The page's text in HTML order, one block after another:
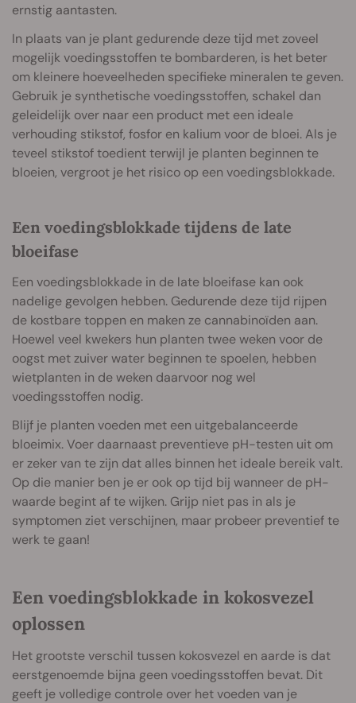
ernstig aantasten.
In plaats van je plant gedurende deze tijd met zoveel
mogelijk voedingsstoffen te bombarderen, is het beter
om kleinere hoeveelheden specifieke mineralen te geven.
Gebruik je synthetische voedingsstoffen, schakel dan
geleidelijk over naar een product met een ideale
verhouding stikstof, fosfor en kalium voor de bloei. Als je
teveel stikstof toedient terwijl je planten beginnen te
bloeien, vergroot je het risico op een voedingsblokkade.
Een voedingsblokkade tijdens de late
bloeifase
Een voedingsblokkade in de late bloeifase kan ook
nadelige gevolgen hebben. Gedurende deze tijd rijpen
de kostbare toppen en maken ze cannabinoïden aan.
Hoewel veel kwekers hun planten twee weken voor de
oogst met zuiver water beginnen te spoelen, hebben
wietplanten in de weken daarvoor nog wel
voedingsstoffen nodig.
Blijf je planten voeden met een uitgebalanceerde
bloeimix. Voer daarnaast preventieve pH-testen uit om
er zeker van te zijn dat alles binnen het ideale bereik valt.
Op die manier ben je er ook op tijd bij wanneer de pH-
waarde begint af te wijken. Grijp niet pas in als je
symptomen ziet verschijnen, maar probeer preventief te
werk te gaan!
Een voedingsblokkade in kokosvezel
oplossen
Het grootste verschil tussen kokosvezel en aarde is dat
eerstgenoemde bijna geen voedingsstoffen bevat. Dit
geeft je volledige controle over het voeden van je